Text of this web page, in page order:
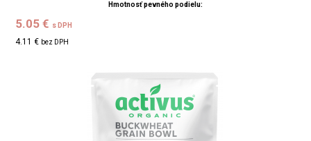
Hmotnosť pevného podielu:
5.05 € s DPH
4.11 € bez DPH